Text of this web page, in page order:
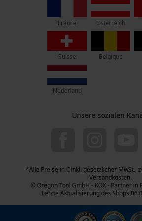
Retouren-Adresse:
Beim Erlenwäldchen 14/2
71522 Backnang
Telefon Erreichbarkeit:
Mo.-Fr.: 07:00 - 18:00 Uhr
Sa.: 09:00 - 13:00 Uhr
France Österreich
Suisse Belgique
Nederland
Unsere sozialen
*Alle Preise in € inkl. gesetzlicher MwSt.,
Versandkosten.
© Oregon Tool GmbH - KOX - Partner in
Letzte Aktualisierung des Shops
Statistik Cookies
Econda Analytics
Personalisierte